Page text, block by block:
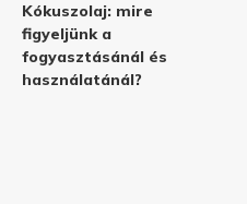
Kókuszolaj: mire
figyeljünk a
fogyasztásánál és
használatánál?